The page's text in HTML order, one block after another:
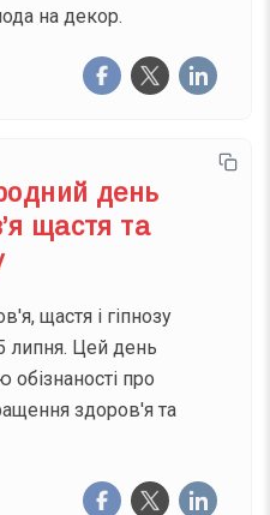
на декор.
день
щастя та
щастя і гіпнозу
липня. Цей день
про
здоров'я та